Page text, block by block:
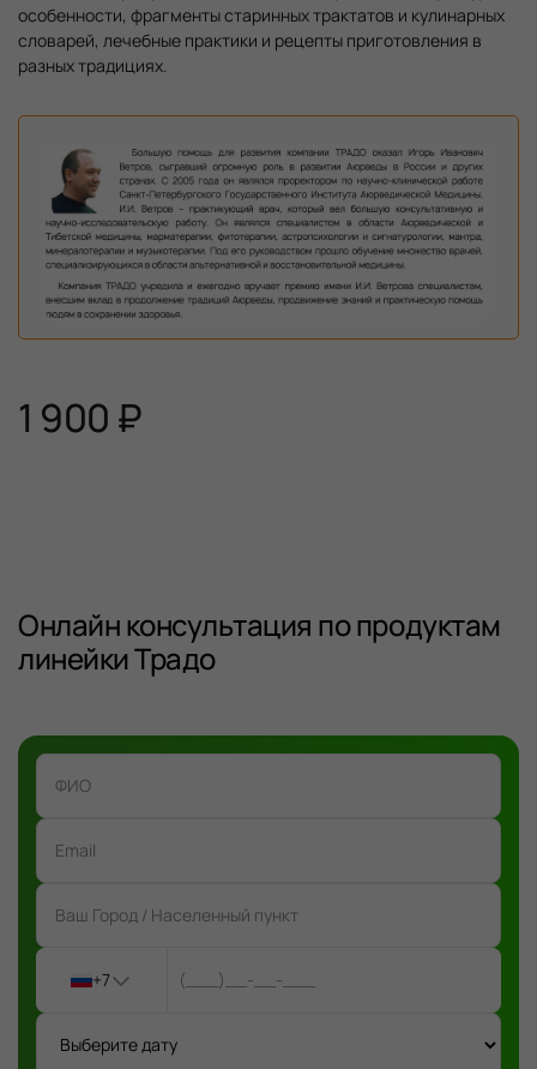
особенности, фрагменты старинных трактатов и кулинарных
словарей, лечебные практики и рецепты приготовления в
разных традициях.
1 900 ₽
Онлайн консультация по продуктам
линейки Традо
+7